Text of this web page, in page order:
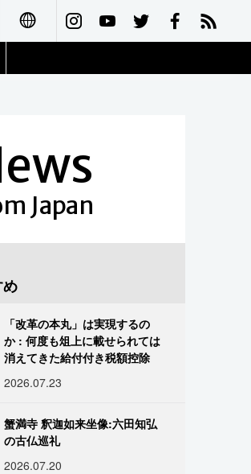
Français
Japan
「改革の本丸」は実現するの
か : 何度も俎上に載せられては
消えてきた給付付き税額控除
2026.07.23
蟹満寺 釈迦如来坐像:六田知弘
の古仏巡礼
2026.07.20